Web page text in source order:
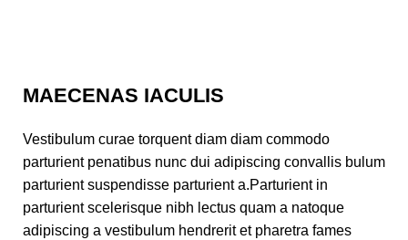
MAECENAS IACULIS
Vestibulum curae torquent diam diam commodo
parturient penatibus nunc dui adipiscing convallis bulum
parturient suspendisse parturient a.Parturient in
parturient scelerisque nibh lectus quam a natoque
adipiscing a vestibulum hendrerit et pharetra fames